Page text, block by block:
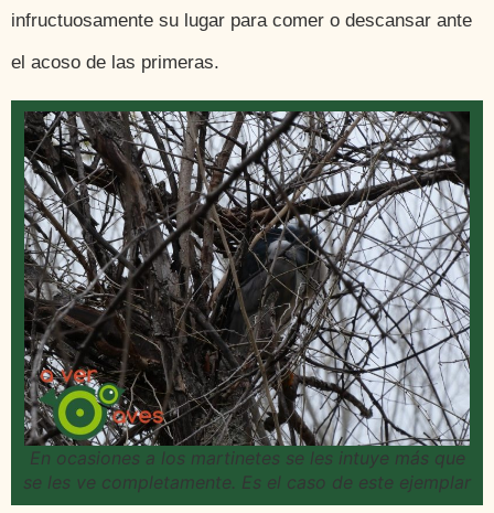
infructuosamente su lugar para comer o descansar ante
el acoso de las primeras.
En ocasiones a los martinetes se les intuye más que
se les ve completamente. Es el caso de este ejemplar